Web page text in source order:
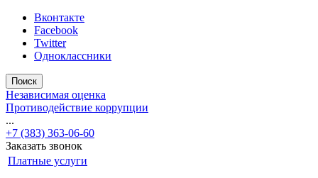
Вконтакте
Facebook
Twitter
Одноклассники
Поиск
Независимая оценка
Противодействие коррупции
...
+7 (383) 363-06-60
Заказать звонок
Платные услуги